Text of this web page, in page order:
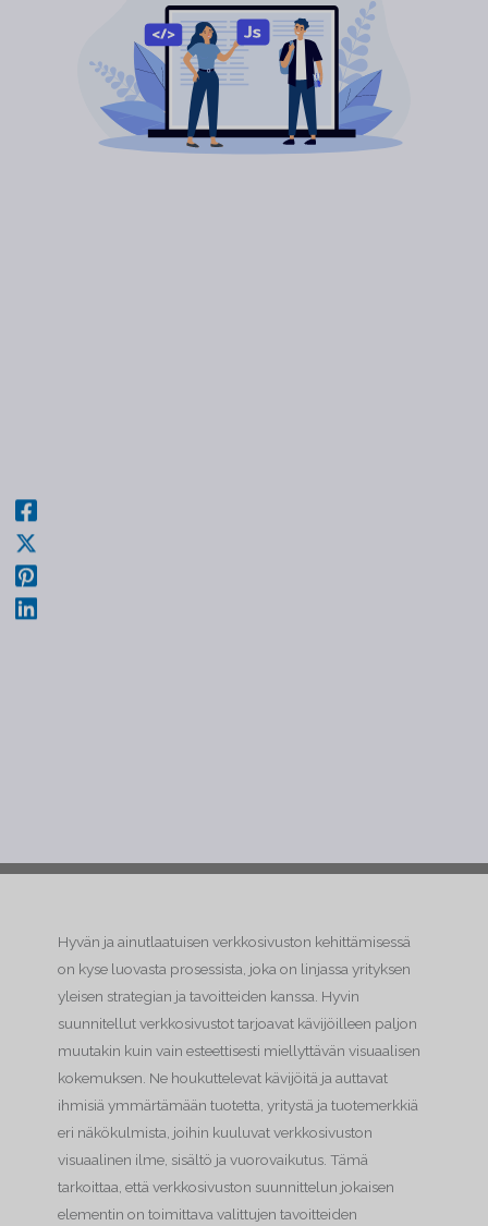
Hyvän ja ainutlaatuisen verkkosivuston kehittämisessä
on kyse luovasta prosessista, joka on linjassa yrityksen
yleisen strategian ja tavoitteiden kanssa. Hyvin
suunnitellut verkkosivustot tarjoavat kävijöilleen paljon
muutakin kuin vain esteettisesti miellyttävän visuaalisen
kokemuksen. Ne houkuttelevat kävijöitä ja auttavat
ihmisiä ymmärtämään tuotetta, yritystä ja tuotemerkkiä
eri näkökulmista, joihin kuuluvat verkkosivuston
visuaalinen ilme, sisältö ja vuorovaikutus. Tämä
tarkoittaa, että verkkosivuston suunnittelun jokaisen
elementin on toimittava valittujen tavoitteiden